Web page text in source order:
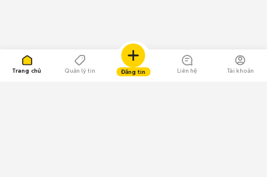
Trang chủ Quản lý tin Đăng tin Liên hệ Tài khoản